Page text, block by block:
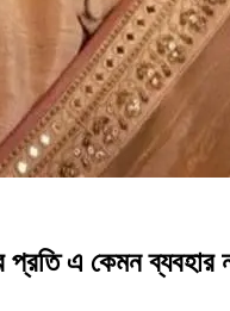
প্রতি এ কেমন